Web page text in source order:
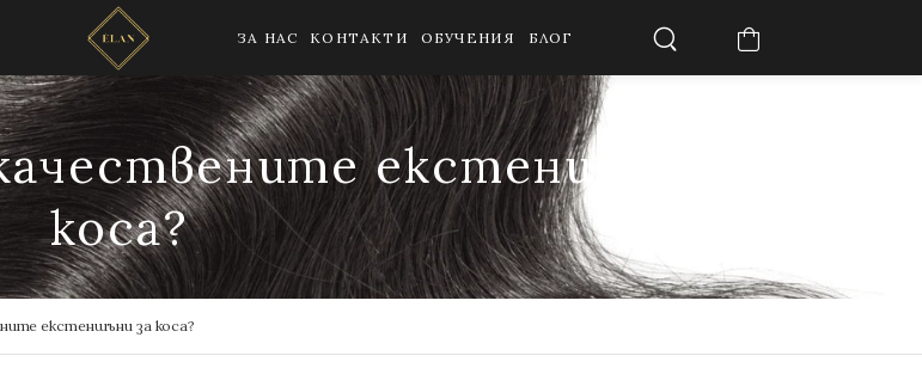
ЗА НАС КОНТАКТИ ОБУЧЕНИЯ БЛОГ
екстеншъни за
коса?
екстеншъни за коса?